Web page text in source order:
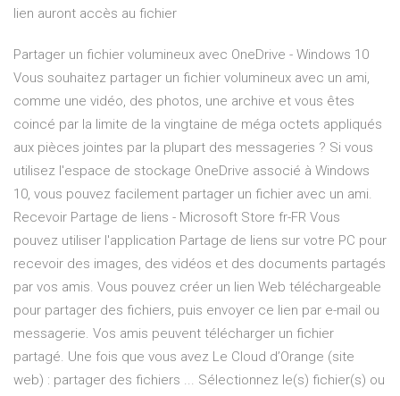
lien auront accès au fichier
Partager un fichier volumineux avec OneDrive - Windows 10
Vous souhaitez partager un fichier volumineux avec un ami,
comme une vidéo, des photos, une archive et vous êtes
coincé par la limite de la vingtaine de méga octets appliqués
aux pièces jointes par la plupart des messageries ? Si vous
utilisez l'espace de stockage OneDrive associé à Windows
10, vous pouvez facilement partager un fichier avec un ami.
Recevoir Partage de liens - Microsoft Store fr-FR Vous
pouvez utiliser l'application Partage de liens sur votre PC pour
recevoir des images, des vidéos et des documents partagés
par vos amis. Vous pouvez créer un lien Web téléchargeable
pour partager des fichiers, puis envoyer ce lien par e-mail ou
messagerie. Vos amis peuvent télécharger un fichier
partagé. Une fois que vous avez Le Cloud d’Orange (site
web) : partager des fichiers ... Sélectionnez le(s) fichier(s) ou